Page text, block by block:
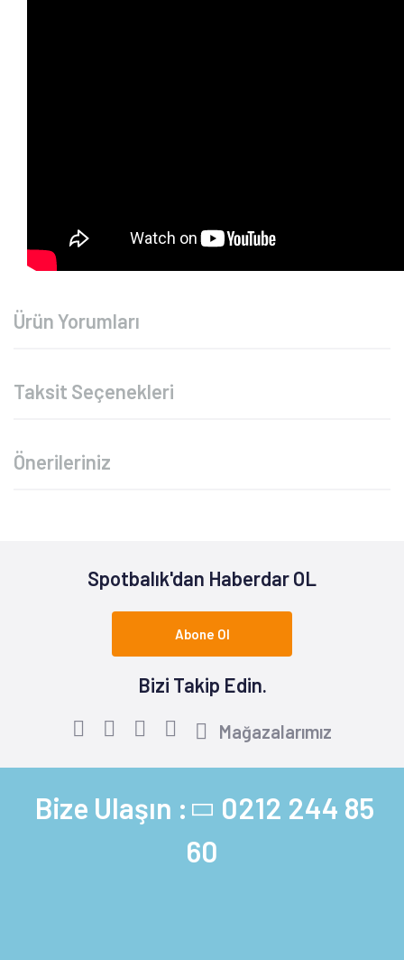
Ürün Yorumları
Taksit Seçenekleri
Önerileriniz
Spotbalık'dan Haberdar OL
Abone Ol
Bizi Takip Edin.
Mağazalarımız
Bize Ulaşın : 0212 244 85
60